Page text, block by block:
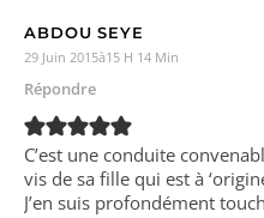
ABDOU SEYE
29 Juin 2015à15 H 14 Min
Répondre
C’est une conduite
vis de sa fille qui est à
J’en suis profondément